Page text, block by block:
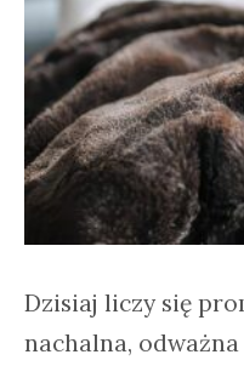
Dzisiaj liczy się
nachalna,